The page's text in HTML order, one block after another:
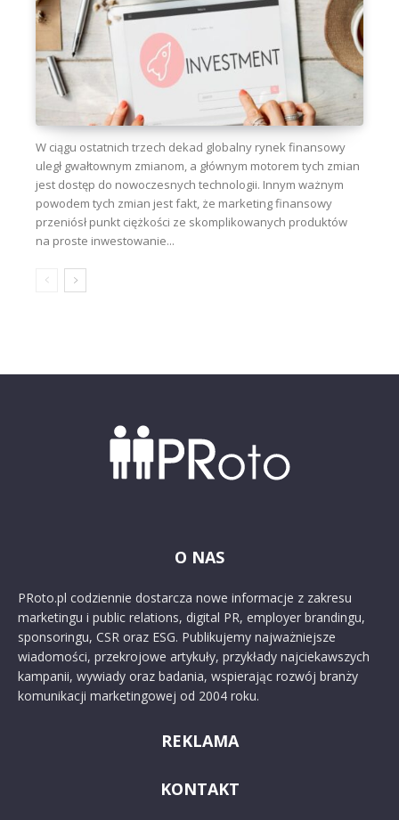
W ciągu ostatnich trzech dekad globalny rynek finansowy
uległ gwałtownym zmianom, a głównym motorem tych zmian
jest dostęp do nowoczesnych technologii. Innym ważnym
powodem tych zmian jest fakt, że marketing finansowy
przeniósł punkt ciężkości ze skomplikowanych produktów
na proste inwestowanie...
O NAS
PRoto.pl codziennie dostarcza nowe informacje z zakresu
marketingu i public relations, digital PR, employer brandingu,
sponsoringu, CSR oraz ESG. Publikujemy najważniejsze
wiadomości, przekrojowe artykuły, przykłady najciekawszych
kampanii, wywiady oraz badania, wspierając rozwój branży
komunikacji marketingowej od 2004 roku.
REKLAMA
KONTAKT